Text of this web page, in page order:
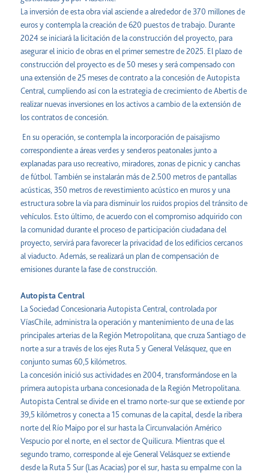
La inversión de esta obra vial asciende a alrededor de 370 millones de
euros y contempla la creación de 620 puestos de trabajo. Durante
2024 se iniciará la licitación de la construcción del proyecto, para
asegurar el inicio de obras en el primer semestre de 2025. El plazo de
construcción del proyecto es de 50 meses y será compensado con
una extensión de 25 meses de contrato a la concesión de Autopista
Central, cumpliendo así con la estrategia de crecimiento de Abertis de
realizar nuevas inversiones en los activos a cambio de la extensión de
los contratos de concesión.
En su operación, se contempla la incorporación de paisajismo
correspondiente a áreas verdes y senderos peatonales junto a
explanadas para uso recreativo, miradores, zonas de picnic y canchas
de fútbol. También se instalarán más de 2.500 metros de pantallas
acústicas, 350 metros de revestimiento acústico en muros y una
estructura sobre la vía para disminuir los ruidos propios del tránsito de
vehículos. Esto último, de acuerdo con el compromiso adquirido con
la comunidad durante el proceso de participación ciudadana del
proyecto, servirá para favorecer la privacidad de los edificios cercanos
al viaducto. Además, se realizará un plan de compensación de
emisiones durante la fase de construcción.
Autopista Central
La Sociedad Concesionaria Autopista Central, controlada por
VíasChile, administra la operación y mantenimiento de una de las
principales arterias de la Región Metropolitana, que cruza Santiago de
norte a sur a través de los ejes Ruta 5 y General Velásquez, que en
conjunto sumas 60,5 kilómetros.
La concesión inició sus actividades en 2004, transformándose en la
primera autopista urbana concesionada de la Región Metropolitana.
Autopista Central se divide en el tramo norte-sur que se extiende por
39,5 kilómetros y conecta a 15 comunas de la capital, desde la ribera
norte del Río Maipo por el sur hasta la Circunvalación Américo
Vespucio por el norte, en el sector de Quilicura. Mientras que el
segundo tramo, corresponde al eje General Velásquez se extiende
desde la Ruta 5 Sur (Las Acacias) por el sur, hasta su empalme con la